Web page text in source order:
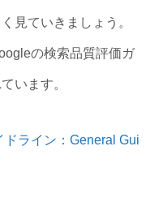
見ていきましょう。
の検索品質評価ガ
います。
ライン：General Gui